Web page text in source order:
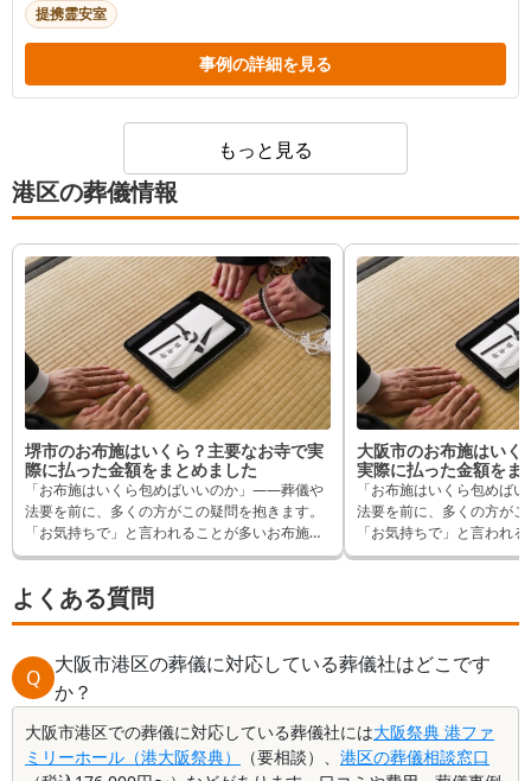
提携霊安室
事例の詳細を見る
もっと見る
港区の葬儀情報
堺市のお布施はいくら？主要なお寺で実
際に払った金額をまとめました
「お布施はいくら包めばいいのか」——葬儀や
法要を前に、多くの方がこの疑問を抱きます。
「お気持ちで」と言われることが多いお布施で
すが、実際にはいくら包んでいる方が多いの
でお布施を納めたことがある方へ「葬儀の口コ
ミ」のアンケートをもとに、お寺ごとに実際に
ご法要などでお布施を支払われる際の参考とし
て、お役立てください。
大阪市のお布施はいく
実際に払った金額をま
「お布施はいくら包めば
法要を前に、多くの方が
「お気持ちで」と言われ
すが、実際にはいくら包
コミ」のアンケートをも
やご法要などでお布施を
よくある質問
Q
大阪市港区の葬儀に対応している葬儀社はどこです
か？
大阪市港区での葬儀に対応している葬儀社には大阪祭典 港ファ
ミリーホール（港大阪祭典）
（要相談）、 港区の葬儀相談窓口